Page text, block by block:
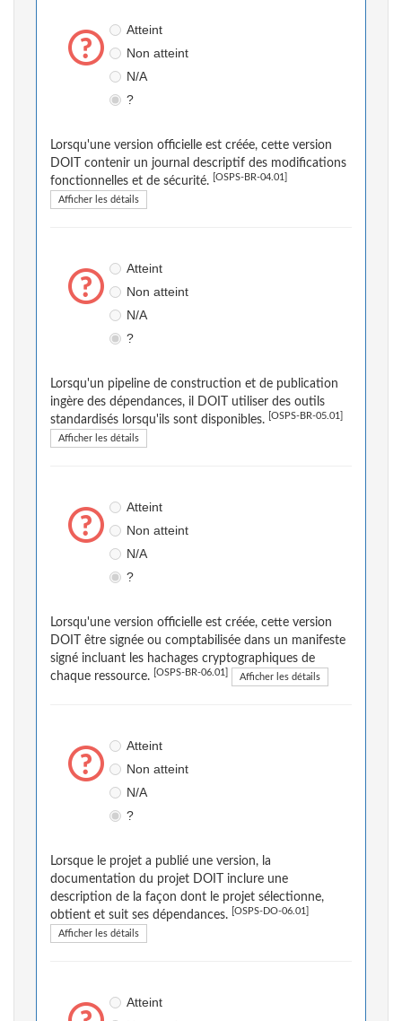
Atteint
Non atteint
N/A
?
Lorsqu'une version officielle est créée, cette version
DOIT contenir un journal descriptif des modifications
fonctionnelles et de sécurité.
[OSPS-BR-04.01]
Afficher les détails
Atteint
Non atteint
N/A
?
Lorsqu'un pipeline de construction et de publication
ingère des dépendances, il DOIT utiliser des outils
standardisés lorsqu'ils sont disponibles.
[OSPS-BR-05.01]
Afficher les détails
Atteint
Non atteint
N/A
?
Lorsqu'une version officielle est créée, cette version
DOIT être signée ou comptabilisée dans un manifeste
signé incluant les hachages cryptographiques de
chaque ressource.
[OSPS-BR-06.01] Afficher les détails
Atteint
Non atteint
N/A
?
Lorsque le projet a publié une version, la
documentation du projet DOIT inclure une
description de la façon dont le projet sélectionne,
obtient et suit ses dépendances.
[OSPS-DO-06.01]
Afficher les détails
Atteint